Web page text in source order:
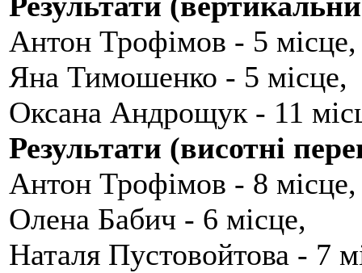
Антон Трофімов - 5 місце,
Яна Тимошенко - 5 місце,
Оксана Андрощук - 11
Результати (висотні
Антон Трофімов - 8 місце,
Олена Бабич - 6 місце,
Наталя Пустовойтова - 7